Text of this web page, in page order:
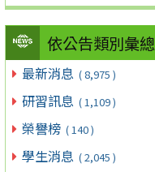
依公告類別彙總
最新消息 ( 8,975 )
研習訊息 ( 1,109 )
榮譽榜 ( 140 )
學生消息 ( 2,045 )